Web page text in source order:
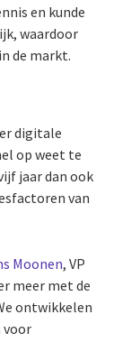
en kunde
waardoor
de markt.
digitale
op weet te
jaar dan ook
van
Moonen, VP
meer met de
ontwikkelen
voor